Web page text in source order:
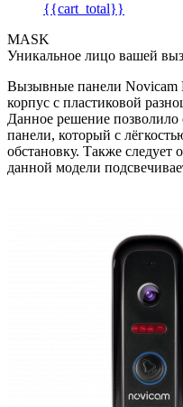
{{cart_total}}
MASK
Уникальное лицо вашей
Вызывные панели Novicam
корпус с пластиковой
Данное решение позволило
панели, который с
обстановку. Также следует
данной модели